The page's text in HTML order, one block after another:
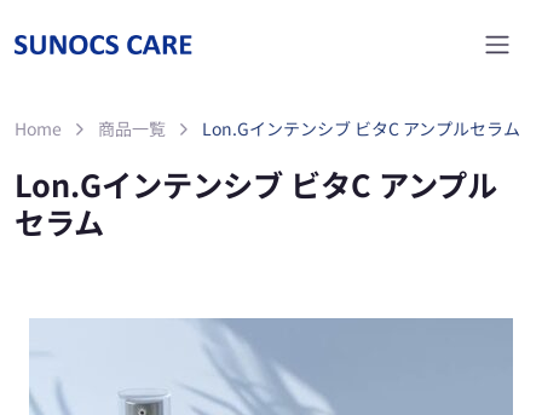
Home 商品一覧 Lon.Gインテンシブ ビタC アンプルセラム
Lon.Gインテンシブ ビタC アンプル
セラム